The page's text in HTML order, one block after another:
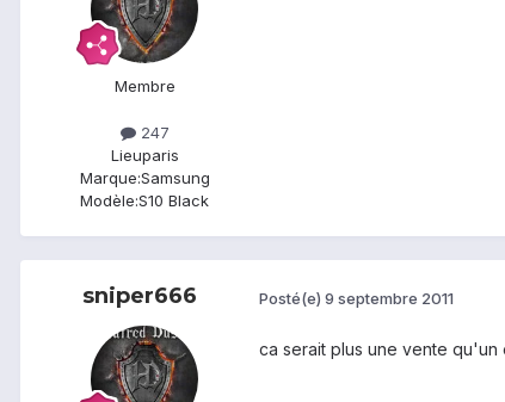
Membre
247
Lieuparis
Marque:Samsung
Modèle:S10 Black
sniper666 Posté(e) 9 septembre 2011
ca serait plus une vente qu'un